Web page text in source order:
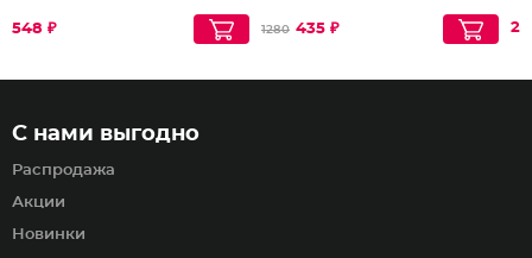
548 ₽ 1280 435 ₽
С нами выгодно
Распродажа
Акции
Новинки